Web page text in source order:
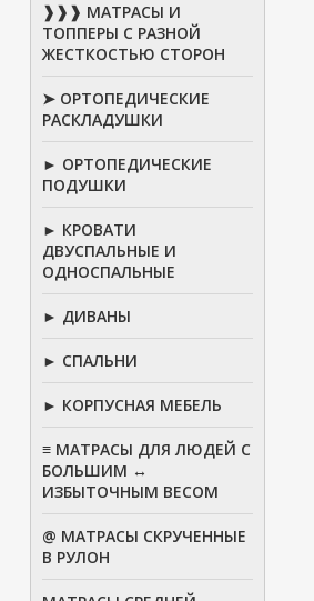
❱❱❱ МАТРАСЫ И
ТОППЕРЫ С РАЗНОЙ
ЖЕСТКОСТЬЮ СТОРОН
➤ ОРТОПЕДИЧЕСКИЕ
РАСКЛАДУШКИ
► ОРТОПЕДИЧЕСКИЕ
ПОДУШКИ
► КРОВАТИ
ДВУСПАЛЬНЫЕ И
ОДНОСПАЛЬНЫЕ
► ДИВАНЫ
► СПАЛЬНИ
► КОРПУСНАЯ МЕБЕЛЬ
≡ МАТРАСЫ ДЛЯ ЛЮДЕЙ С
БОЛЬШИМ ↔
ИЗБЫТОЧНЫМ ВЕСОМ
@ МАТРАСЫ СКРУЧЕННЫЕ
В РУЛОН